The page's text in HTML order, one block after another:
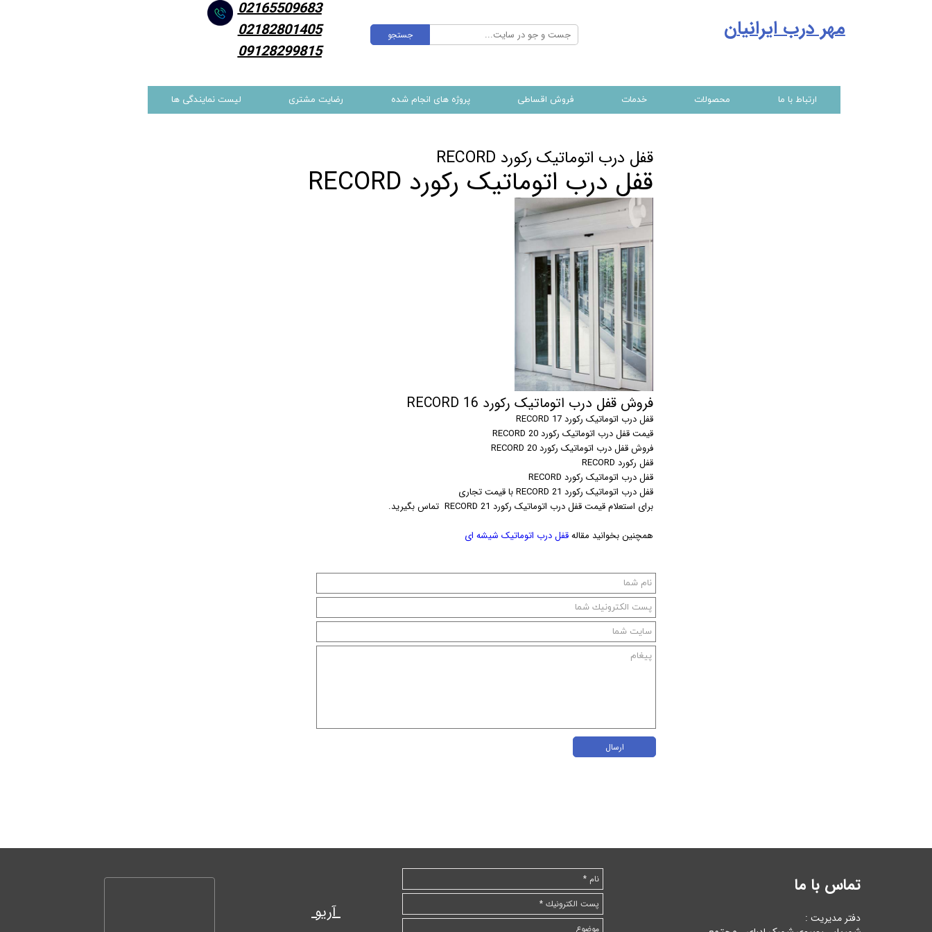
ارتباط با ما محصولات خدمات فروش اقساطی پروژه های انجام شده رضایت مشتری لیست نمایندگی ها
جستجو مهر درب ایرانیان
02165509683
02182801405
09128299815
قفل درب اتوماتیک رکورد RECORD
قفل درب اتوماتیک رکورد RECORD
فروش قفل درب اتوماتیک رکورد 16 RECORD
قفل درب اتوماتیک رکورد 17 RECORD
قیمت قفل درب اتوماتیک رکورد 20 RECORD
فروش قفل درب اتوماتیک رکورد 20 RECORD
قفل رکورد RECORD
قفل درب اتوماتیک رکورد RECORD
قفل درب اتوماتیک رکورد 21 RECORD با قیمت تجاری
برای استعلام قیمت قفل درب اتوماتیک رکورد 21 RECORD تماس بگیرید.
همچنین بخوانید مقالهقفل درب اتوماتیک شیشه ای
ارسال
تماس با ما
دفتر مدیریت : آریو